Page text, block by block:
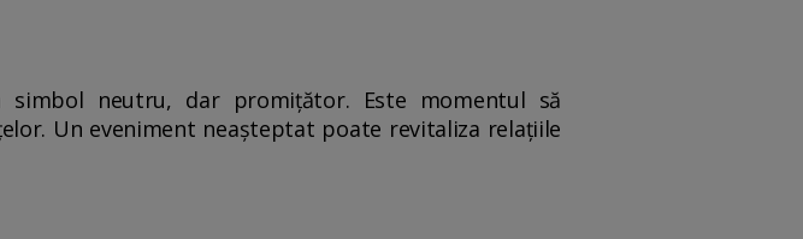
simbol neutru, dar promițător. Este momentul să
Un eveniment neașteptat poate revitaliza relațiile